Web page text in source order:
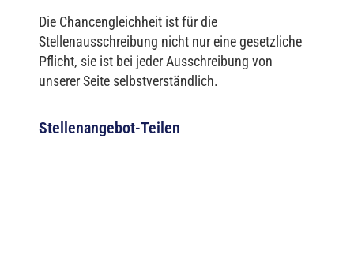
Die Chancengleichheit ist für die
Stellenausschreibung nicht nur eine gesetzliche
Pflicht, sie ist bei jeder Ausschreibung von
unserer Seite selbstverständlich.
Stellenangebot-Teilen